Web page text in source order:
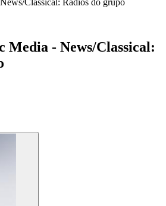
Classical: Rádios do grupo
Media - News/Classical: